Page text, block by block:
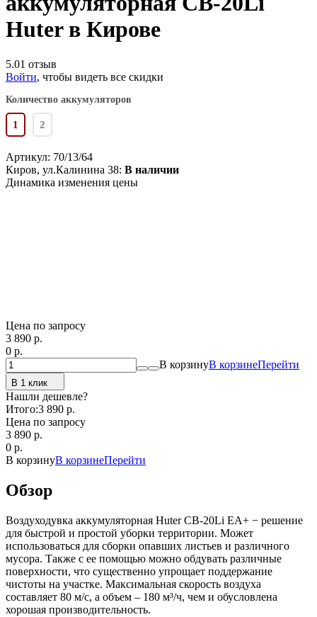
Huter в Кирове
5.01 отзыв
Войти, чтобы видеть все скидки
Количество аккумуляторов
1 2
Артикул: 70/13/64
Киров, ул.Калинина 38: В наличии
Динамика изменения цены
Цена по запросу
3 890 p.
0 p.
В корзинуВ корзинеПерейти
В 1 клик
Нашли дешевле?
Итого:3 890 p.
Цена по запросу
3 890 p.
0 p.
В корзинуВ корзинеПерейти
Обзор
Воздуходувка аккумуляторная Huter CB-20Li EA+ − решение
для быстрой и простой уборки территории. Может
использоваться для сборки опавших листьев и различного
мусора. Также с ее помощью можно обдувать различные
поверхности, что существенно упрощает поддержание
чистоты на участке. Максимальная скорость воздуха
составляет 80 м/с, а объем – 180 м³/ч, чем и обусловлена
хорошая производительность.